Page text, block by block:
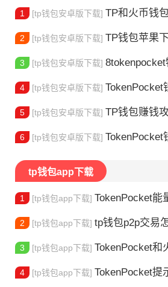
1 [tp钱包安卓版下载] TP和火币钱包哪个好
2 [tp钱包安卓版下载] TP钱包苹果下载不
3 [tp钱包安卓版下载] 8tokenpocket特
4 [tp钱包安卓版下载] TokenPocket钱包
5 [tp钱包安卓版下载] TP钱包赚钱攻略：
6 [tp钱包安卓版下载] TokenPocket钱包怎
tp钱包app下载
1 [tp钱包app下载] TokenPocket能量查看
2 [tp钱包app下载] tp钱包p2p交易怎
3 [tp钱包app下载] TokenPocket和火币
4 [tp钱包app下载] TokenPocket提示病